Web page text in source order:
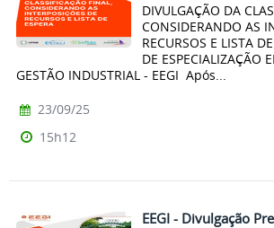
DIVULGAÇÃO DA
CONSIDERANDO AS
RECURSOS E LISTA
DE ESPECIALIZAÇÃO
GESTÃO INDUSTRIAL - EEGI Após...
23/09/25
15h12
EEGI - Divulgação